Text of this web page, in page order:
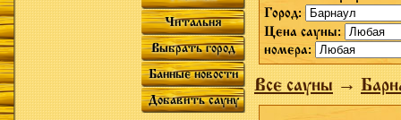
Читальня
Выбрать город
Банные новости
Добавить сауну
Город:
Цена сауны:
номера:
Все сауны→